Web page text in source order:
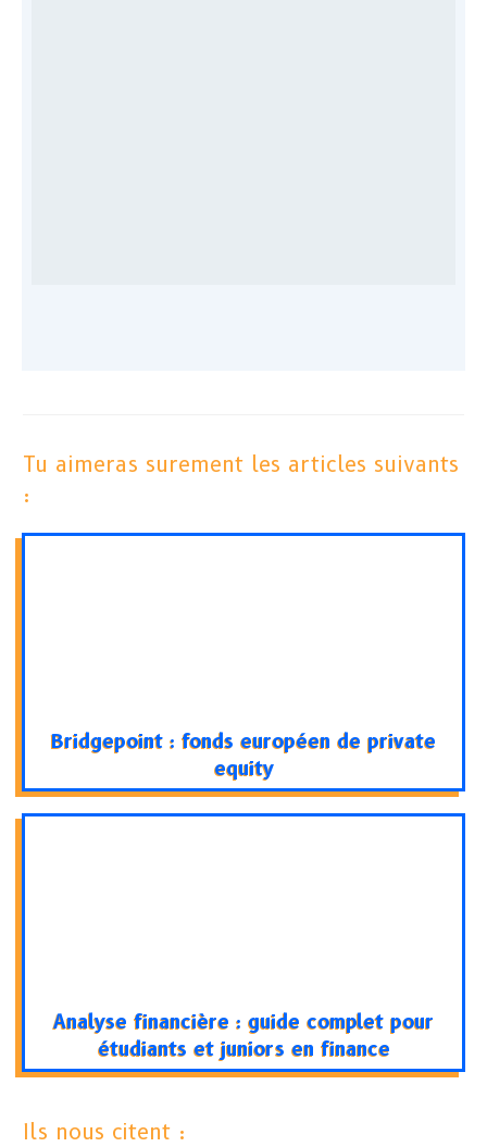
Tu aimeras surement les articles suivants
:
Bridgepoint : fonds européen de private
equity
Analyse financière : guide complet pour
étudiants et juniors en finance
Ils nous citent :